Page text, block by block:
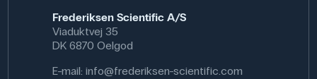
Frederiksen Scientific A/S
Viaduktvej 35
DK 6870 Oelgod
E-mail:info@frederiksen-scientific.com